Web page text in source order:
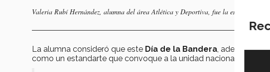
Valeria Rubí Hernández, alumna del área Atlética y Deportiva, fue la encargada
La alumna consideró que este Día de la Bandera , además de
como un estandarte que convoque a la unidad nacional.